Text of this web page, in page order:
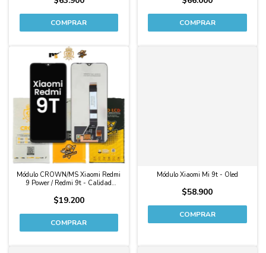
Módulo CROWN/MS Xiaomi Redmi
9 Power / Redmi 9t - Calidad
$19.200
Módulo Xiaomi Mi 9t - Oled
$58.900